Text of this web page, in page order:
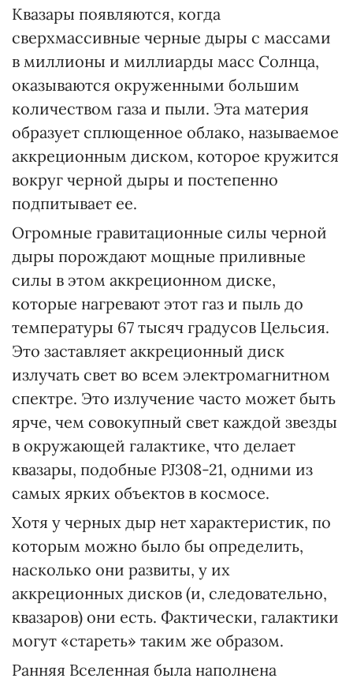
Квазары появляются, когда
сверхмассивные черные дыры с массами
в миллионы и миллиарды масс Солнца,
оказываются окруженными большим
количеством газа и пыли. Эта материя
образует сплющенное облако, называемое
аккреционным диском, которое кружится
вокруг черной дыры и постепенно
подпитывает ее.
Огромные гравитационные силы черной
дыры порождают мощные приливные
силы в этом аккреционном диске,
которые нагревают этот газ и пыль до
температуры 67 тысяч градусов Цельсия.
Это заставляет аккреционный диск
излучать свет во всем электромагнитном
спектре. Это излучение часто может быть
ярче, чем совокупный свет каждой звезды
в окружающей галактике, что делает
квазары, подобные PJ308-21, одними из
самых ярких объектов в космосе.
Хотя у черных дыр нет характеристик, по
которым можно было бы определить,
насколько они развиты, у их
аккреционных дисков (и, следовательно,
квазаров) они есть. Фактически, галактики
могут «стареть» таким же образом.
Ранняя Вселенная была наполнена